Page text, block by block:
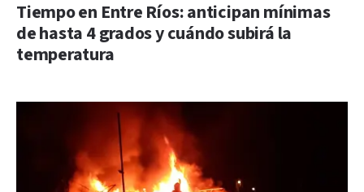
Tiempo en Entre Ríos: anticipan mínimas
de hasta 4 grados y cuándo subirá la
temperatura